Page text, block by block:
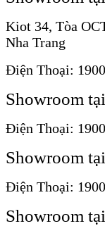
Kiot 34, Tòa
Nha Trang
Điện Thoại:
Showroom
Điện Thoại:
Showroom
Điện Thoại:
Showroom